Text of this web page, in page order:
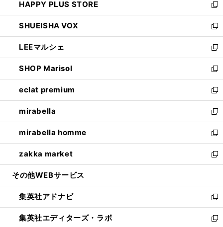
ド
ウ
で
開
く
ィ
ン
ド
ウ
で
開
く
い
ウ
ィ
ン
ド
ウ
で
開
く
HAPPY PLUS STORE
新
し
い
ウ
ィ
ン
ド
ウ
で
開
く
SHUEISHA VOX
新
し
い
ウ
ィ
ン
ド
ウ
で
開
く
LEEマルシェ
新
し
い
ウ
ィ
ン
ド
ウ
で
開
く
SHOP Marisol
新
し
い
ウ
ィ
ン
ド
ウ
で
開
eclat premium
新
し
い
ウ
ィ
ン
ド
ウ
開
く
mirabella
新
し
い
ウ
ィ
ン
ウ
で
開
く
mirabella homme
新
し
い
ウ
ン
ド
ウ
で
zakka market
新
し
ウ
ィ
ン
ド
その他WEBサービス
集英社アドナビ
新
し
い
集英社エディターズ・ラボ
新